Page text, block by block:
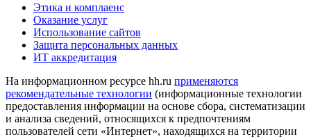
Этика и комплаенс
Оказание услуг
Использование сайтов
Защита персональных данных
ИТ аккредитация
На информационном ресурсе hh.ru применяются
рекомендательные технологии (информационные технологии
предоставления информации на основе сбора, систематизации
и анализа сведений, относящихся к предпочтениям
пользователей сети «Интернет», находящихся на территории